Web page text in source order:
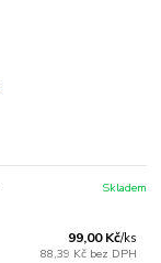
99,00 Kč/ks
88,39 Kč bez DPH
Skladem